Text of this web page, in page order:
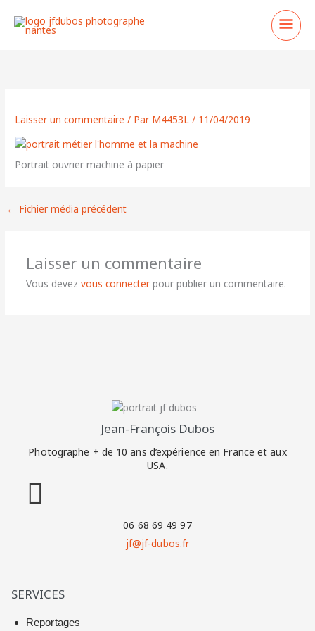
contenu
Laisser un commentaire / Par M4453L/ 11/04/2019
Portrait ouvrier machine à papier
← Fichier média précédent
Laisser un commentaire
Vous devez vous connecterpour publier un commentaire.
Jean-François Dubos
Photographe + de 10 ans d’expérience en France et aux
USA.
06 68 69 49 97
jf@jf-dubos.fr
SERVICES
Reportages